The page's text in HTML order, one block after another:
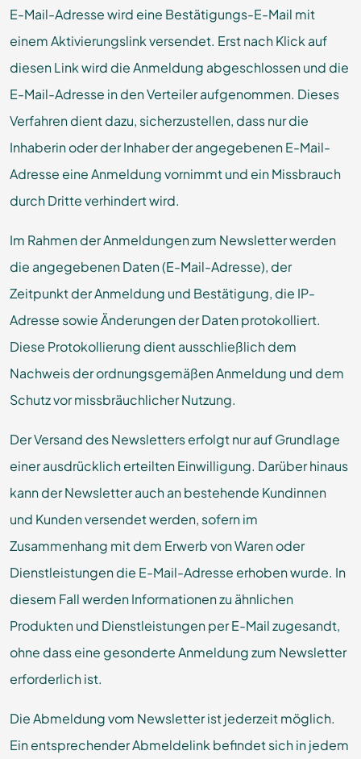
E-Mail-Adresse wird eine Bestätigungs-E-Mail mit
einem Aktivierungslink versendet. Erst nach Klick auf
diesen Link wird die Anmeldung abgeschlossen und die
E-Mail-Adresse in den Verteiler aufgenommen. Dieses
Verfahren dient dazu, sicherzustellen, dass nur die
Inhaberin oder der Inhaber der angegebenen E-Mail-
Adresse eine Anmeldung vornimmt und ein Missbrauch
durch Dritte verhindert wird.
Im Rahmen der Anmeldungen zum Newsletter werden
die angegebenen Daten (E-Mail-Adresse), der
Zeitpunkt der Anmeldung und Bestätigung, die IP-
Adresse sowie Änderungen der Daten protokolliert.
Diese Protokollierung dient ausschließlich dem
Nachweis der ordnungsgemäßen Anmeldung und dem
Schutz vor missbräuchlicher Nutzung.
Der Versand des Newsletters erfolgt nur auf Grundlage
einer ausdrücklich erteilten Einwilligung. Darüber hinaus
kann der Newsletter auch an bestehende Kundinnen
und Kunden versendet werden, sofern im
Zusammenhang mit dem Erwerb von Waren oder
Dienstleistungen die E-Mail-Adresse erhoben wurde. In
diesem Fall werden Informationen zu ähnlichen
Produkten und Dienstleistungen per E-Mail zugesandt,
ohne dass eine gesonderte Anmeldung zum Newsletter
erforderlich ist.
Die Abmeldung vom Newsletter ist jederzeit möglich.
Ein entsprechender Abmeldelink befindet sich in jedem